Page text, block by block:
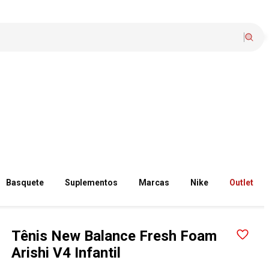
Basquete Suplementos Marcas Nike Outlet
Tênis New Balance Fresh Foam
Arishi V4 Infantil